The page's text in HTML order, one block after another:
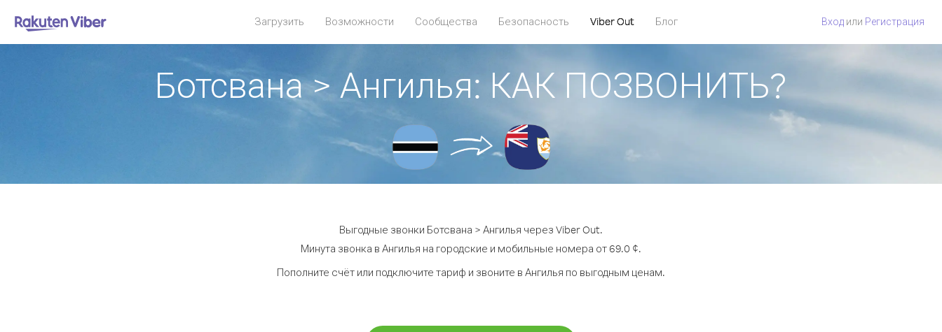
Загрузить Возможности Сообщества Безопасность Viber Out Блог Вход или Регистрация
Ботсвана > Ангилья: КАК ПОЗВОНИТЬ?
Выгодные звонки Ботсвана > Ангилья через Viber Out.
Минута звонка в Ангилья на городские и мобильные номера от 69.0 ¢.
Пополните счёт или подключите тариф и звоните в Ангилья по выгодным ценам.